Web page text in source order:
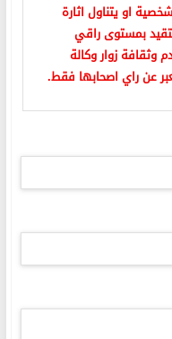
او يتناول اثارة
بمستوى راقي
وثقافة زوار وكالة
عن راي اصحابها فقط.